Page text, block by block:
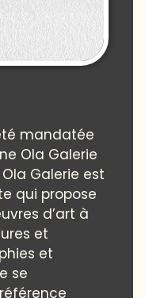
mandatée
Ola Galerie
Galerie est
qui propose
d’art à
et
et
se